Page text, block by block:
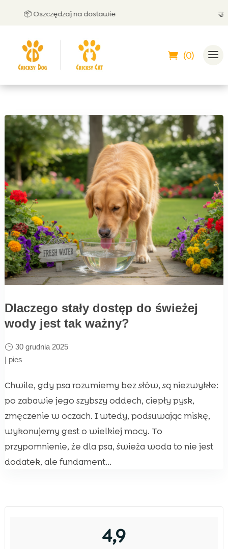
📦 Oszczędzaj na dostawie 🤝
(0)
Dlaczego stały dostęp do świeżej
wody jest tak ważny?
30 grudnia 2025
| pies
Chwile, gdy psa rozumiemy bez słów, są niezwykłe:
po zabawie jego szybszy oddech, ciepły pysk,
zmęczenie w oczach. I wtedy, podsuwając miskę,
wykonujemy gest o wielkiej mocy. To
przypomnienie, że dla psa, świeża woda to nie jest
dodatek, ale fundament...
4,9